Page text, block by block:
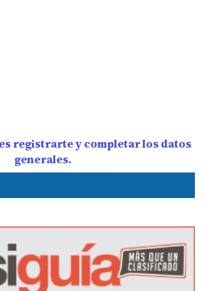
registrarte y completar los datos
generales.